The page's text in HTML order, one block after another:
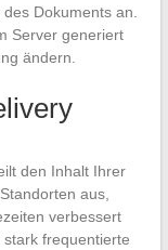
Dokuments an.
Server generiert
ändern.
den Inhalt Ihrer
aus,
verbessert
frequentierte